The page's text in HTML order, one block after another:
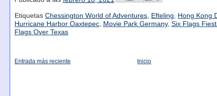
Etiquetas Chessington World of Adventures, Efteling
Hong Kong
Hurricane Harbor Oaxtepec, Movie Park Germany, Six Flags
Flags Over Texas
Entrada más reciente Inicio